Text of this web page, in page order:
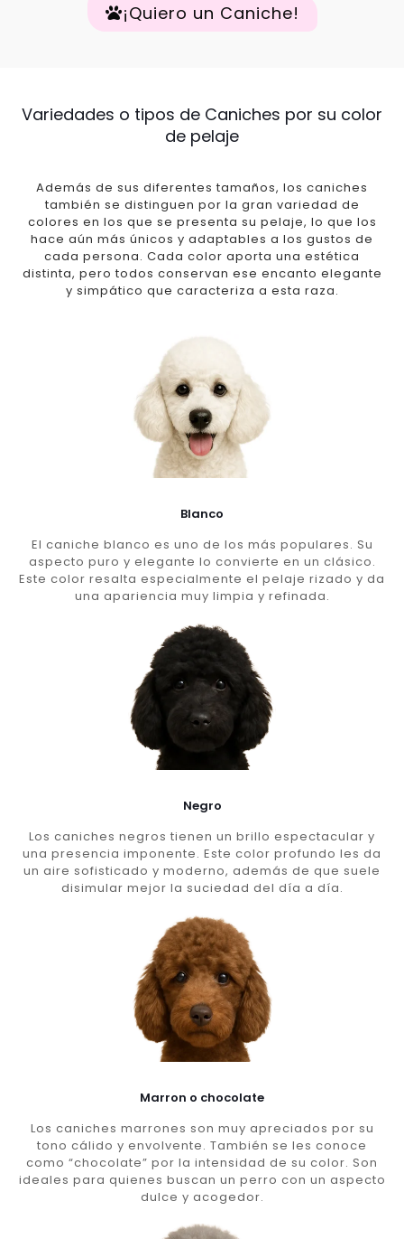
¡Quiero un Caniche!
Variedades o tipos de Caniches por su color
de pelaje
Además de sus diferentes tamaños, los caniches
también se distinguen por la gran variedad de
colores en los que se presenta su pelaje, lo que los
hace aún más únicos y adaptables a los gustos de
cada persona. Cada color aporta una estética
distinta, pero todos conservan ese encanto elegante
y simpático que caracteriza a esta raza.
Blanco
El caniche blanco es uno de los más populares. Su
aspecto puro y elegante lo convierte en un clásico.
Este color resalta especialmente el pelaje rizado y da
una apariencia muy limpia y refinada.
Negro
Los caniches negros tienen un brillo espectacular y
una presencia imponente. Este color profundo les da
un aire sofisticado y moderno, además de que suele
disimular mejor la suciedad del día a día.
Marron o chocolate
Los caniches marrones son muy apreciados por su
tono cálido y envolvente. También se les conoce
como “chocolate” por la intensidad de su color. Son
ideales para quienes buscan un perro con un aspecto
dulce y acogedor.